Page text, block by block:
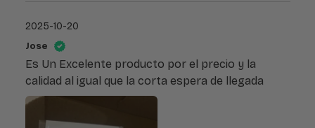
2025-10-20
Jose
Es Un Excelente producto por el precio y la
calidad al igual que la corta espera de llegada